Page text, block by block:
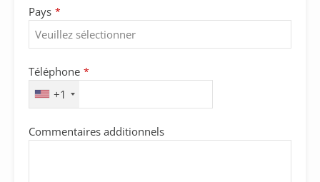
Pays *
Email *
Téléphone *
+1
Commentaires additionnels